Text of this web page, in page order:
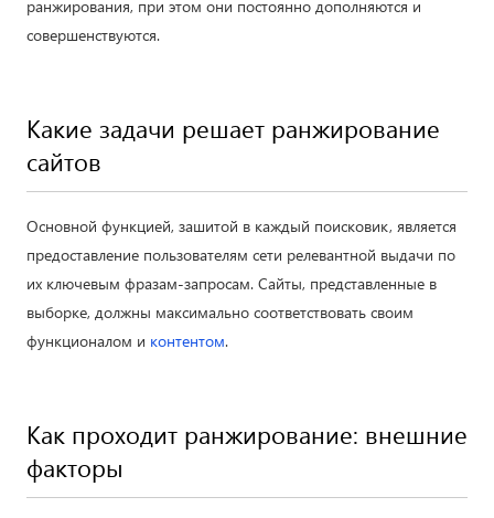
ранжирования, при этом они постоянно дополняются и
совершенствуются.
Какие задачи решает ранжирование
сайтов
Основной функцией, зашитой в каждый поисковик, является
предоставление пользователям сети релевантной выдачи по
их ключевым фразам-запросам. Сайты, представленные в
выборке, должны максимально соответствовать своим
функционалом и контентом.
Как проходит ранжирование: внешние
факторы